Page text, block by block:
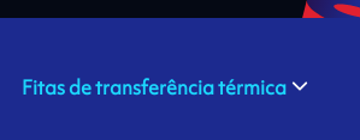
Fitas de transferência térmica